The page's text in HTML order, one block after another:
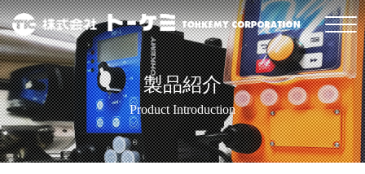
製品紹介
Product Introduction